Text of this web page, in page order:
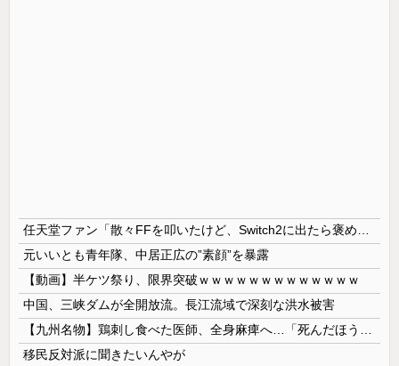
元いいとも青年隊、中居正広の”素顔”を暴露
【動画】半ケツ祭り、限界突破ｗｗｗｗｗｗｗｗｗｗｗｗｗ
中国、三峡ダムが全開放流。長江流域で深刻な洪水被害
移民反対派に聞きたいんやが